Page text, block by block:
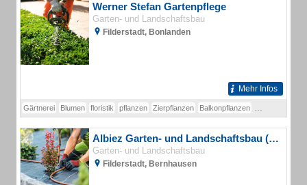
Werner Stefan Gartenpflege
Garten- und Landschaftsbau
Filderstadt, Bonlanden
Mehr Infos
Gärtnerei Blumen floristik pflanzen Zierpflanzen Balkonpflanzen
Albiez Garten- und Landschaftsbau (Brh)
Garten- und Landschaftsbau
Filderstadt, Bernhausen